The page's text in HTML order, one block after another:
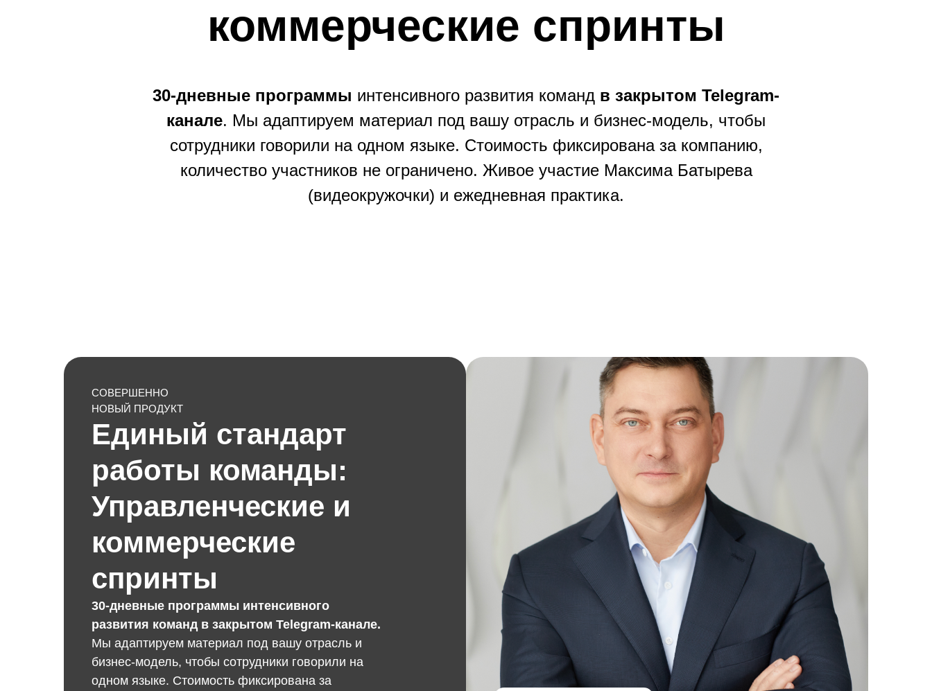
коммерческие спринты
30-дневные программы интенсивного развития команд в закрытом Telegram-
канале. Мы адаптируем материал под вашу отрасль и бизнес-модель, чтобы
сотрудники говорили на одном языке. Стоимость фиксирована за компанию,
количество участников не ограничено. Живое участие Максима Батырева
(видеокружочки) и ежедневная практика.
СОВЕРШЕННО
НОВЫЙ ПРОДУКТ
Единый стандарт
работы команды:
Управленческие и
коммерческие
спринты
30-дневные программы интенсивного
развития команд в закрытом Telegram-канале.
Мы адаптируем материал под вашу отрасль и
бизнес-модель, чтобы сотрудники говорили на
одном языке. Стоимость фиксирована за